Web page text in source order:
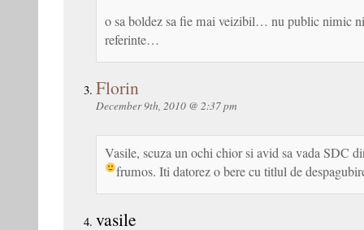
o sa boldez sa fie mai veizibil… nu public nimic
referinte…
Florin
December 9th, 2010 @ 2:37 pm
Vasile, scuza un ochi chior si avid sa vada SDC
frumos. Iti datorez o bere cu titlul de
vasile